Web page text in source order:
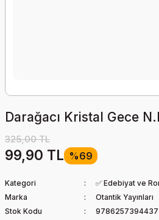
Darağacı Kristal Gece
325,00 TL
99,90 TL %69
Kategori
✅ Edebiyat ve
Marka
Otantik Yayınları
Stok Kodu
9786257394437